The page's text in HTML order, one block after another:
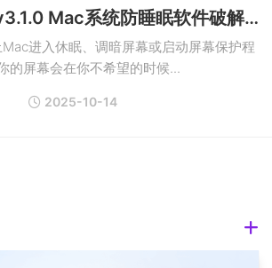
Caffeinated v3.1.0 Mac系统防睡眠软件破解版
进入休眠、调暗屏幕或启动屏幕保护程
的屏幕会在你不希望的时候...
2025-10-14